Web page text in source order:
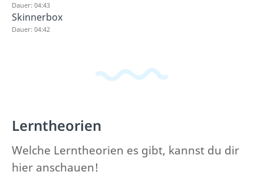
Dauer: 04:43
Skinnerbox
Dauer: 04:42
Lerntheorien
Welche Lerntheorien es gibt, kannst du dir
hier anschauen!